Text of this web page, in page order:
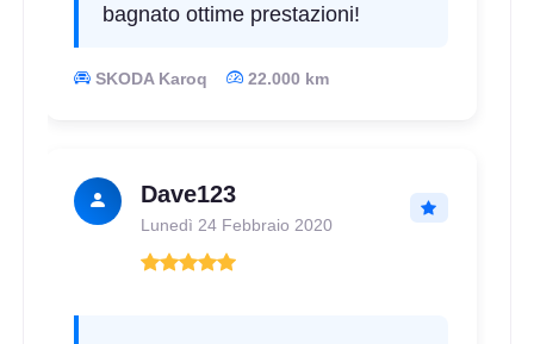
bagnato ottime prestazioni!
SKODA Karoq 22.000 km
Dave123
Lunedì 24 Febbraio 2020